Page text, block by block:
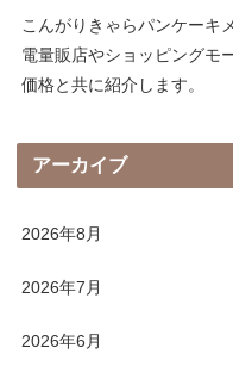
こんがりきゃらパンケーキ
電量販店やショッピングモ
価格と共に紹介します。
アーカイブ
2026年8月
2026年7月
2026年6月